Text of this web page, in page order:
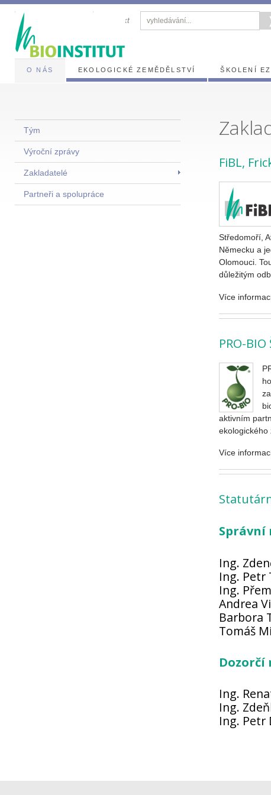
kontakt
O NÁS EKOLOGICKÉ ZEMĚDĚLSTVÍ ŠKOLENÍ EZ
Tým
Výroční zprávy
Zakladatelé
Partneři a spolupráce
FiBL,
Středomoří,
Německu a
Olomouci.
důležitým
Více
PRO-
aktivním
ekologického
Více
Správní
Ing.
Ing. Petr
Ing.
Andrea
Barbora
Tomáš
Dozorčí
Ing.
Ing.
Ing. Petr